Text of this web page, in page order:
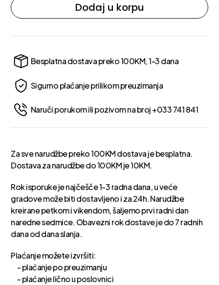
Dodaj u korpu
Besplatna dostava preko 100KM, 1-3 dana
Sigurno plaćanje prilikom preuzimanja
Naruči porukom ili pozivom na broj +033 741 841
Za sve narudžbe preko 100KM dostava je besplatna.
Dostava za narudžbe do 100KM je 10KM.
Rok isporuke je najčešče 1-3 radna dana, u veće
gradove može biti dostavljeno i za 24h. Narudžbe
kreirane petkom i vikendom, šaljemo prvi radni dan
naredne sedmice. Obavezni rok dostave je do 7 radnih
dana od dana slanja.
Plaćanje možete izvršiti:
- plaćanje po preuzimanju
- plaćanje lično u poslovnici